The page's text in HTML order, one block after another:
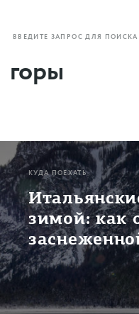
ВВЕДИТЕ ЗАПРОС ДЛЯ ПОИСКА
КУДА ПОЕХАТЬ
зимой: как